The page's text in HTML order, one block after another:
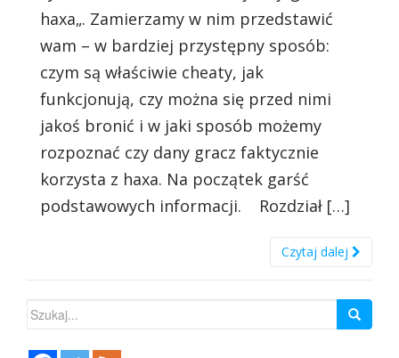
haxa„. Zamierzamy w nim przedstawić
wam – w bardziej przystępny sposób:
czym są właściwie cheaty, jak
funkcjonują, czy można się przed nimi
jakoś bronić i w jaki sposób możemy
rozpoznać czy dany gracz faktycznie
korzysta z haxa. Na początek garść
podstawowych informacji. Rozdział […]
Czytaj dalej
Szukaj: